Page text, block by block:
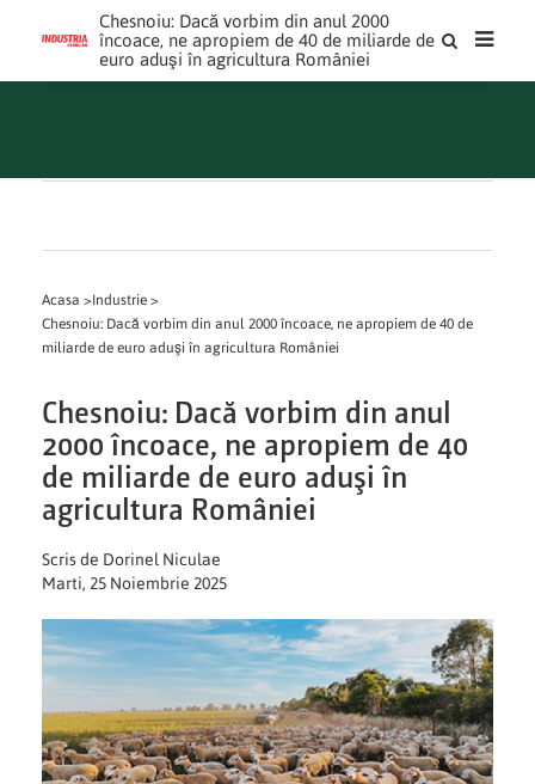
Chesnoiu: Dacă vorbim din anul 2000
încoace, ne apropiem de 40 de miliarde de
euro aduşi în agricultura României
Acasa >Industrie >
Chesnoiu: Dacă vorbim din anul 2000 încoace, ne apropiem de 40 de
miliarde de euro aduşi în agricultura României
Chesnoiu: Dacă vorbim din anul
2000 încoace, ne apropiem de 40
de miliarde de euro aduşi în
agricultura României
Scris de Dorinel Niculae
Marti, 25 Noiembrie 2025